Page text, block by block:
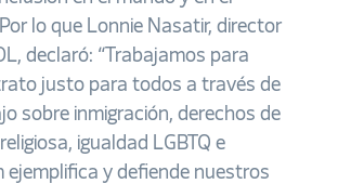
lo que Lonnie Nasatir, director
declaró: “ Trabajamos para
justo para todos a través de
sobre inmigración, derechos de
igualdad LGBTQ e
ejemplifica y defiende nuestros